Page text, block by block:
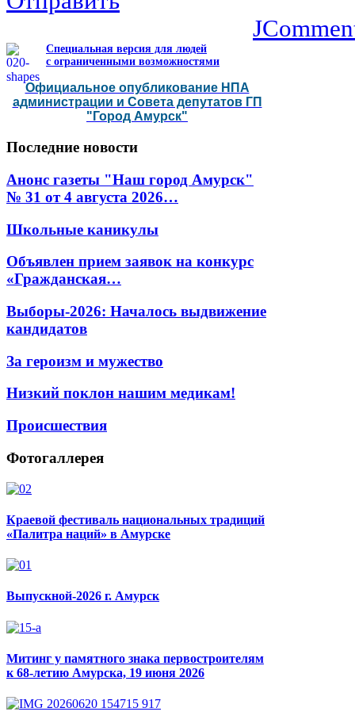
Специальная версия для людей
с ограниченными возможностями
Официальное опубликование НПА
администрации и Совета депутатов ГП
"Город Амурск"
Последние новости
Анонс газеты "Наш город Амурск"
№ 31 от 4 августа 2026…
Школьные каникулы
Объявлен прием заявок на конкурс
«Гражданская…
Выборы-2026: Началось выдвижение
кандидатов
За героизм и мужество
Низкий поклон нашим медикам!
Происшествия
Фотогаллерея
Краевой фестиваль национальных традиций
«Палитра наций» в Амурске
Выпускной-2026 г. Амурск
Митинг у памятного знака первостроителям
к 68-летию Амурска, 19 июня 2026